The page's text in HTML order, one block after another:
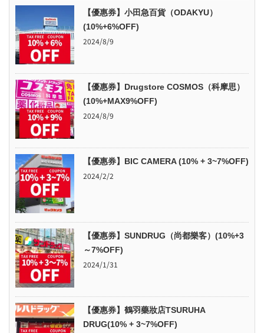
【優惠券】小田急百貨（ODAKYU）
(10%+6%OFF)
2024/8/9
【優惠券】Drugstore COSMOS（科摩思）
(10%+MAX9%OFF)
2024/8/9
【優惠券】BIC CAMERA (10% + 3~7%OFF)
2024/2/2
【優惠券】SUNDRUG（尚都樂客）(10%+3
～7%OFF)
2024/1/31
【優惠券】鶴羽藥妝店TSURUHA
DRUG(10% + 3~7%OFF)